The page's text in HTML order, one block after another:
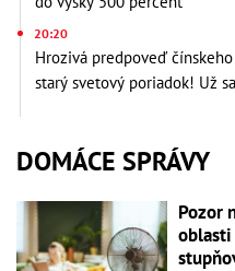
20:20
Hrozivá predpoveď
starý svetový poriadok! Už
DOMÁCE SPRÁVY
Pozor